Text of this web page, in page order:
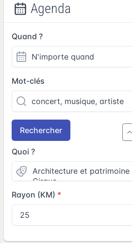
Agenda
Quand ?
Mot-clés
Rechercher
Quoi ?
Rayon (KM)